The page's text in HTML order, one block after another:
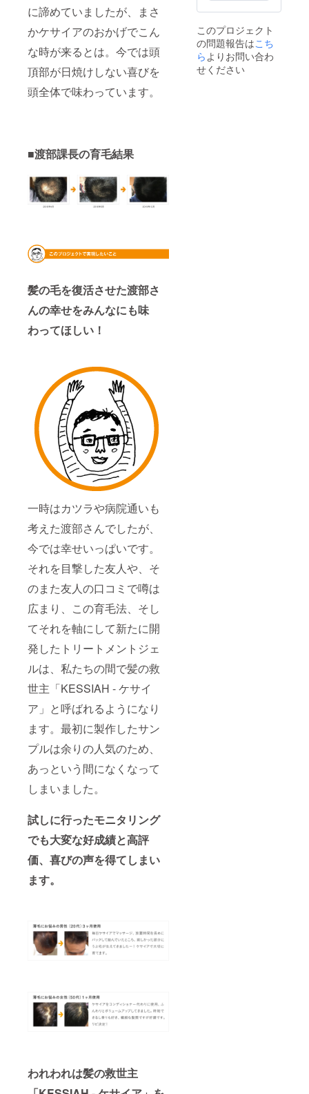
に諦めていましたが、まさ
かケサイアのおかげでこん
な時が来るとは。今では頭
頂部が日焼けしない喜びを
頭全体で味わっています。
■渡部課長の育毛結果
髪の毛を復活させた渡部さ
んの幸せをみんなにも味
わってほしい！
一時はカツラや病院通いも
考えた渡部さんでしたが、
今では幸せいっぱいです。
それを目撃した友人や、そ
のまた友人の口コミで噂は
広まり、この育毛法、そし
てそれを軸にして新たに開
発したトリートメントジェ
ルは、私たちの間で髪の救
世主「KESSIAH - ケサイ
ア」と呼ばれるようになり
ます。最初に製作したサン
プルは余りの人気のため、
あっという間になくなって
しまいました。
試しに行ったモニタリング
でも大変な好成績と高評
価、喜びの声を得てしまい
ます。
われわれは髪の救世主
このプロジェクト
の問題報告はこち
らよりお問い合わ
せください